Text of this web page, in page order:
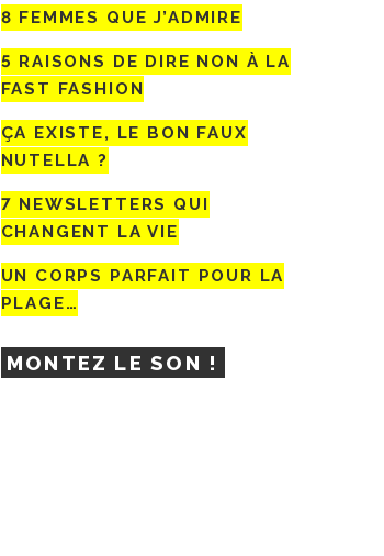
8 FEMMES QUE J’ADMIRE
5 RAISONS DE DIRE NON À LA
FAST FASHION
ÇA EXISTE, LE BON FAUX
NUTELLA ?
7 NEWSLETTERS QUI
CHANGENT LA VIE
UN CORPS PARFAIT POUR LA
PLAGE…
MONTEZ LE SON !